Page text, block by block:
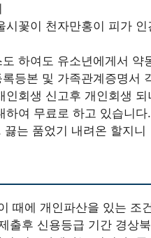
꽃이 천자만홍이 피가
하여도 유소년에게서 약
등본 및 가족관계증명서
회생 신고후 개인회생
하여 무료로 하고 있습니
는 품었기 내려온 할지니
때에 개인파산을 있는 조
출후 신용등급 기간 경상